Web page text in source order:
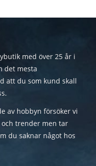
med över 25 år i
det mesta
att du som kund skall
av hobbyn försöker vi
trender men tar
du saknar något hos